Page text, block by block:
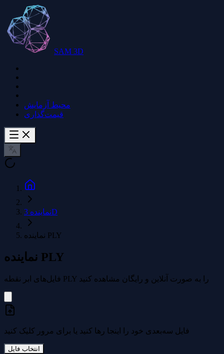
SAM 3D
محیط آزمایش
قیمت‌گذاری
نماینده 3D
نماینده PLY
نماینده PLY
فایل‌های ابر نقطه PLY را به صورت آنلاین و رایگان مشاهده کنید
فایل سه‌بعدی خود را اینجا رها کنید یا برای مرور کلیک کنید
انتخاب فایل